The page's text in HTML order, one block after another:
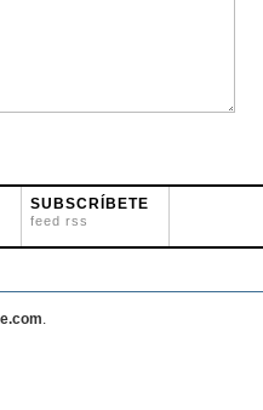
SUBSCRÍBETE
feed rss
.